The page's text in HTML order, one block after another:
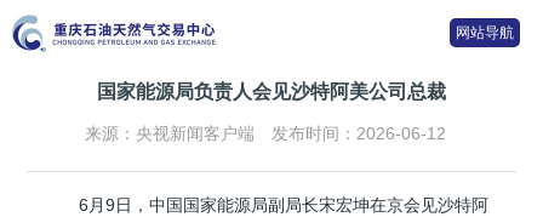
网站导航
国家能源局负责人会见沙特阿美公司总裁
来源：央视新闻客户端 发布时间：2026-06-12
6月9日，中国国家能源局副局长宋宏坤在京会见沙特阿